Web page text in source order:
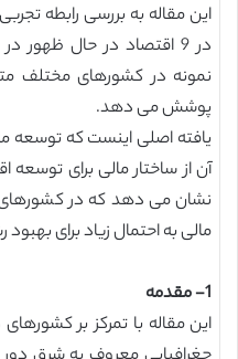
این مقاله به بررسی رابطه
در 9 اقتصاد در حال ظهور
پوشش می دهد.
یافته اصلی اینست که توسعه
آن از ساختار مالی برای
نشان می دهد که در
مالی به احتمال زیاد برای
1- مقدمه
این مقاله با تمرکز بر